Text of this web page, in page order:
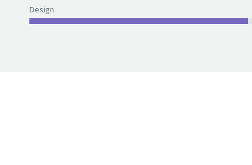
Design